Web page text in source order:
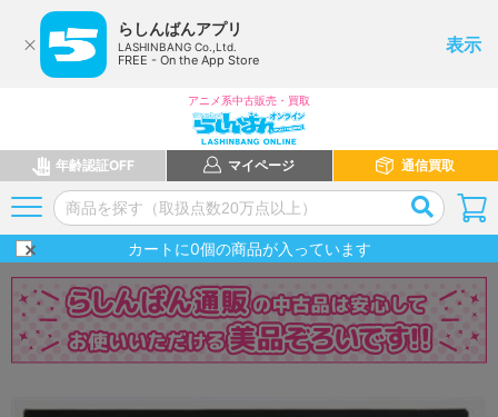
らしんばんアプリ
LASHINBANG Co.,Ltd.
FREE - On the App Store
表示
アニメ系中古販売・買取
年齢認証OFF マイページ 通信買取
カートに0個の商品が入っています